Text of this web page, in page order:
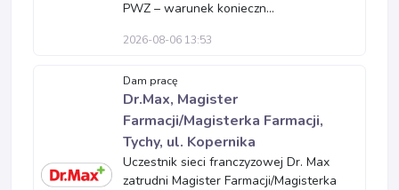
PWZ – warunek konieczn...
2026-08-06 13:53
Dam pracę
Dr.Max, Magister
Farmacji/Magisterka Farmacji,
Tychy, ul. Kopernika
Uczestnik sieci franczyzowej Dr. Max
zatrudni Magister Farmacji/Magisterka